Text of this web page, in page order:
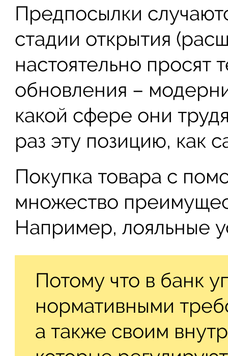
Предпосылки
стадии открытия
настоятельно просят
обновления –
какой сфере они
раз эту позицию, как
Покупка товара с
множество
Например, лояльные
Потому что в банк
нормативными
а также своим